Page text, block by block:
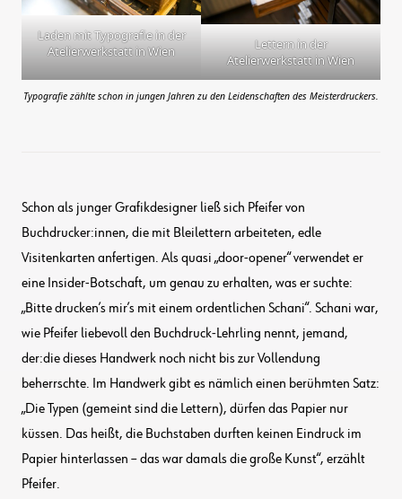
Laden mit Typografie in der
Atelierwerkstatt in Wien
Lettern in der
Atelierwerkstatt in Wien
Typografie zählte schon in jungen Jahren zu den Leidenschaften des Meisterdruckers.
Schon als junger Grafikdesigner ließ sich Pfeifer von
Buchdrucker:innen, die mit Bleilettern arbeiteten, edle
Visitenkarten anfertigen. Als quasi „door-opener“ verwendet er
eine Insider-Botschaft, um genau zu erhalten, was er suchte:
„Bitte drucken’s mir’s mit einem ordentlichen Schani“. Schani war,
wie Pfeifer liebevoll den Buchdruck-Lehrling nennt, jemand,
der:die dieses Handwerk noch nicht bis zur Vollendung
beherrschte. Im Handwerk gibt es nämlich einen berühmten Satz:
„Die Typen (gemeint sind die Lettern), dürfen das Papier nur
küssen. Das heißt, die Buchstaben durften keinen Eindruck im
Papier hinterlassen – das war damals die große Kunst“, erzählt
Pfeifer.